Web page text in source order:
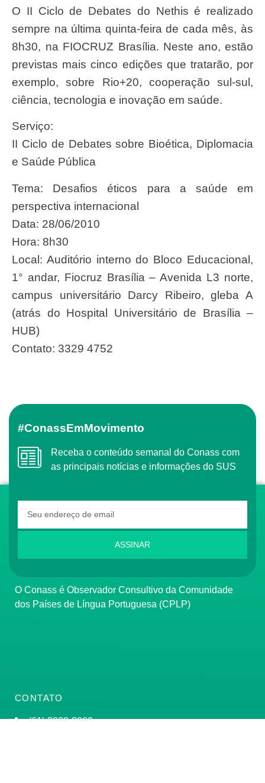
O II Ciclo de Debates do Nethis é realizado
sempre na última quinta-feira de cada mês, às
8h30, na FIOCRUZ Brasília. Neste ano, estão
previstas mais cinco edições que tratarão, por
exemplo, sobre Rio+20, cooperação sul-sul,
ciência, tecnologia e inovação em saúde.
Serviço:
II Ciclo de Debates sobre Bioética, Diplomacia
e Saúde Pública
Tema: Desafios éticos para a saúde em
perspectiva internacional
Data: 28/06/2010
Hora: 8h30
Local: Auditório interno do Bloco Educacional,
1° andar, Fiocruz Brasília – Avenida L3 norte,
campus universitário Darcy Ribeiro, gleba A
(atrás do Hospital Universitário de Brasília –
HUB)
Contato: 3329 4752
#ConassEmMovimento
Receba o conteúdo semanal do Conass com
as principais notícias e informações do SUS
ASSINAR
O Conass é Observador Consultivo da Comunidade
dos Países de Língua Portuguesa (CPLP)
CONTATO
(61) 3222-3000